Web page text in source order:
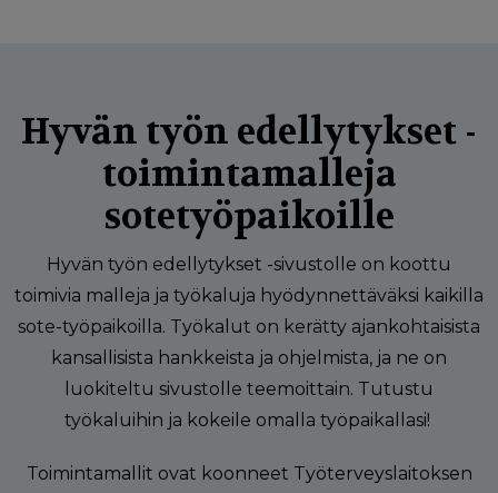
Hyvän työn edellytykset -
toimintamalleja
sotetyöpaikoille
Hyvän työn edellytykset -sivustolle on koottu
toimivia malleja ja työkaluja hyödynnettäväksi kaikilla
sote-työpaikoilla. Työkalut on kerätty ajankohtaisista
kansallisista hankkeista ja ohjelmista, ja ne on
luokiteltu sivustolle teemoittain. Tutustu
työkaluihin ja kokeile omalla työpaikallasi!
Toimintamallit ovat koonneet Työterveyslaitoksen